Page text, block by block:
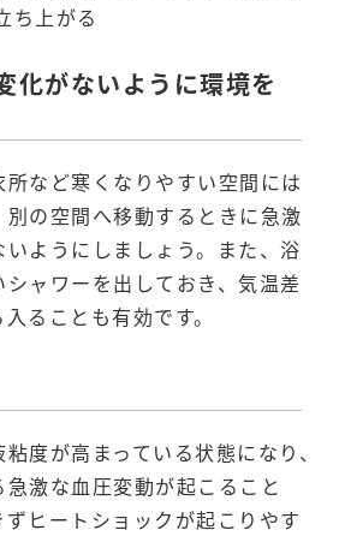
ち上がる
化がないように環境を
など寒くなりやすい空間には
の空間へ移動するときに急激
ようにしましょう。また、浴
ャワーを出しておき、気温差
ることも有効です。
度が高まっている状態になり、
激な血圧変動が起こること
ヒートショックが起こりやす